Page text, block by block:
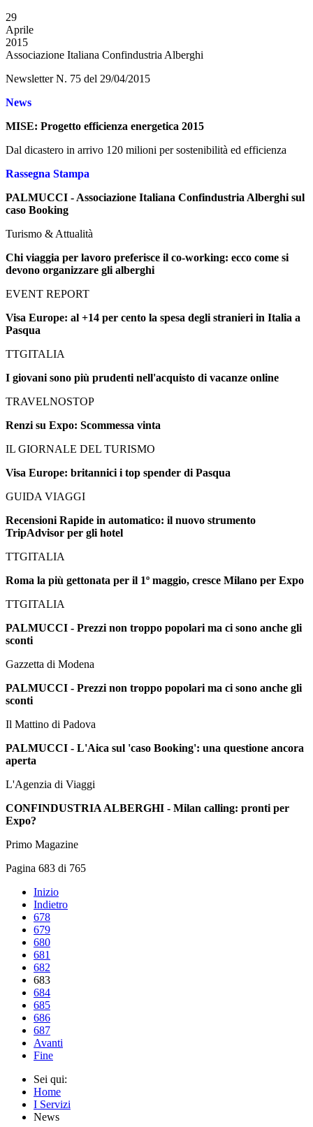
29
Aprile
2015
Associazione Italiana Confindustria Alberghi
Newsletter N. 75 del 29/04/2015
News
MISE: Progetto efficienza energetica 2015
Dal dicastero in arrivo 120 milioni per sostenibilità ed efficienza
Rassegna Stampa
PALMUCCI - Associazione Italiana Confindustria Alberghi sul
caso Booking
Turismo & Attualità
Chi viaggia per lavoro preferisce il co-working: ecco come si
devono organizzare gli alberghi
EVENT REPORT
Visa Europe: al +14 per cento la spesa degli stranieri in Italia a
Pasqua
TTGITALIA
I giovani sono più prudenti nell'acquisto di vacanze online
TRAVELNOSTOP
Renzi su Expo: Scommessa vinta
IL GIORNALE DEL TURISMO
Visa Europe: britannici i top spender di Pasqua
GUIDA VIAGGI
Recensioni Rapide in automatico: il nuovo strumento
TripAdvisor per gli hotel
TTGITALIA
Roma la più gettonata per il 1º maggio, cresce Milano per Expo
TTGITALIA
PALMUCCI - Prezzi non troppo popolari ma ci sono anche gli
sconti
Gazzetta di Modena
PALMUCCI - Prezzi non troppo popolari ma ci sono anche gli
sconti
Il Mattino di Padova
PALMUCCI - L'Aica sul 'caso Booking': una questione ancora
aperta
L'Agenzia di Viaggi
CONFINDUSTRIA ALBERGHI - Milan calling: pronti per
Expo?
Primo Magazine
Pagina 683 di 765
Inizio
Indietro
678
679
680
681
682
683
684
685
686
687
Avanti
Fine
Sei qui:
Home
I Servizi
News